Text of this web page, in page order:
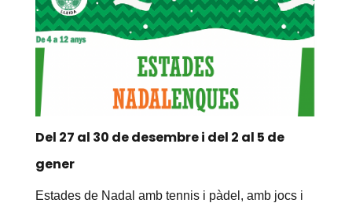
Del 27 al 30 de desembre i del 2 al 5 de
gener
Estades de Nadal amb tennis i pàdel, amb jocs i